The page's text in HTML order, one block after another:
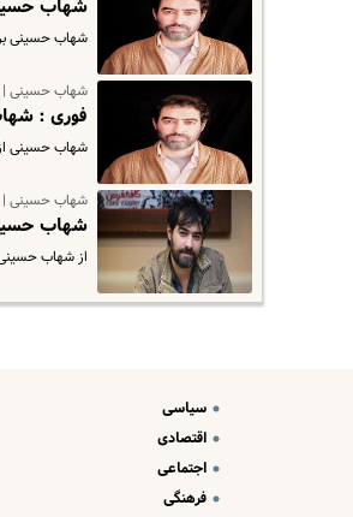
شهاب
شهاب حسینی
شهاب حسینی |
فوری :
شهاب حسینی
شهاب حسینی |
شهاب
از شهاب
سیاسی
اقتصادی
اجتماعی
فرهنگی